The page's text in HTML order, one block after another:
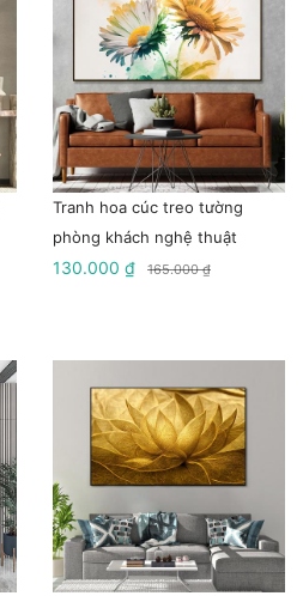
Tranh hoa cúc treo tường
phòng khách nghệ thuật
130.000 ₫ 165.000 ₫